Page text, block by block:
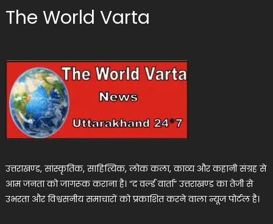
The World Varta
उत्तराखण्ड, सांस्कृतिक, साहित्यिक, लोक कला, काव्य और कहानी संग्रह से
आम जनता को जागरूक कराना है। “द वर्ल्ड वार्ता” उत्तराखण्ड का तेजी से
उभरता और विश्वसनीय समाचारों को प्रकाशित करने वाला न्यूज पोर्टल है।